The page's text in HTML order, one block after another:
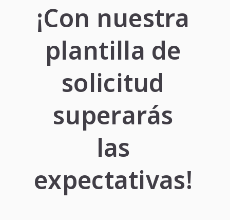
¡Con nuestra
plantilla de
solicitud
superarás
las
expectativas!